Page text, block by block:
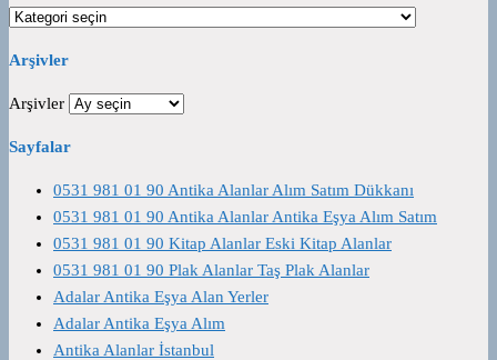
Arşivler
Arşivler
Sayfalar
0531 981 01 90 Antika Alanlar Alım Satım Dükkanı
0531 981 01 90 Antika Alanlar Antika Eşya Alım Satım
0531 981 01 90 Kitap Alanlar Eski Kitap Alanlar
0531 981 01 90 Plak Alanlar Taş Plak Alanlar
Adalar Antika Eşya Alan Yerler
Adalar Antika Eşya Alım
Antika Alanlar İstanbul